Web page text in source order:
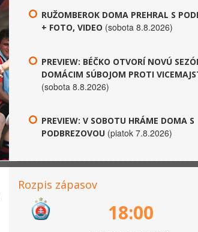
RUŽOMBEROK DOMA PREHRAL S
+ FOTO, VIDEO (sobota 8.8.2026)
PREVIEW: BÉČKO OTVORÍ NOVÚ
DOMÁCIM SÚBOJOM PROTI
(sobota 8.8.2026)
PREVIEW: V SOBOTU HRÁME DOMA S
PODBREZOVOU (piatok 7.8.2026)
Rozpis zápasov
18:00